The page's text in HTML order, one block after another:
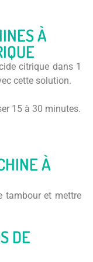
À
citrique dans 1
cette solution.
15 à 30 minutes.
À
tambour et mettre
DE